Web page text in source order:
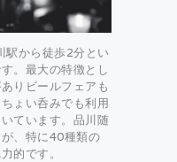
駅から徒歩2分とい
。最大の特徴とし
りビールフェアも
ょい呑みでも利用
ています。品川随
、特に40種類の
的です。